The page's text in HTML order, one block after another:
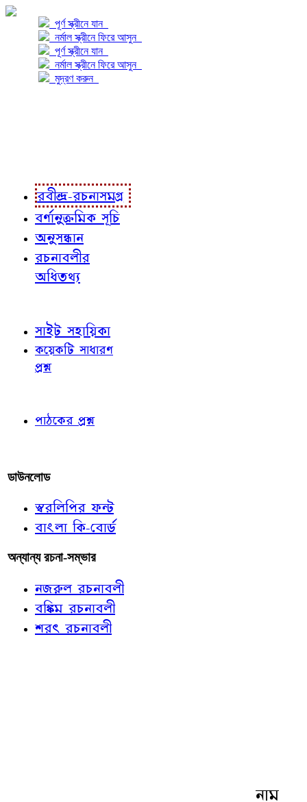
পূর্ণ স্ক্রীনে যান
নর্মাল স্ক্রীনে ফিরে আসুন
পূর্ণ স্ক্রীনে যান
নর্মাল স্ক্রীনে ফিরে আসুন
মুদ্রণ করুন
রবীন্দ্র-রচনাসমগ্র
বর্ণানুক্রমিক সূচি
অনুসন্ধান
রচনাবলীর
অধিতথ্য
সাইট সহায়িকা
কয়েকটি সাধারণ
প্রশ্ন
পাঠকের প্রশ্ন
ডাউনলোড
স্বরলিপির ফন্ট
বাংলা কি-বোর্ড
অন্যান্য রচনা-সম্ভার
নজরুল রচনাবলী
বঙ্কিম রচনাবলী
শরৎ রচনাবলী
নাম